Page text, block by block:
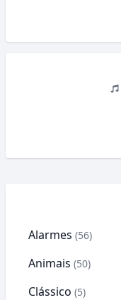
Alarmes (56)
Animais (50)
Clássico (5)